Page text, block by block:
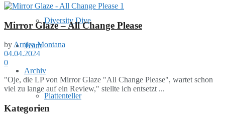
Diversity Dive
Team
Archiv
Plattenteller
Mirror Glaze – All Change Please
by Arnica Montana
04.04.2024
0
"Oje, die LP von Mirror Glaze "All Change Please", wartet schon
viel zu lange auf ein Review," stellte ich entsetzt ...
Kategorien